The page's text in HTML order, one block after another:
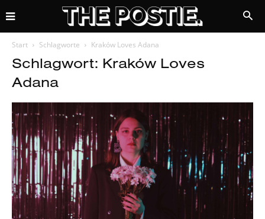
Start Schlagworte Kraków Loves Adana
Schlagwort: Kraków Loves
Adana